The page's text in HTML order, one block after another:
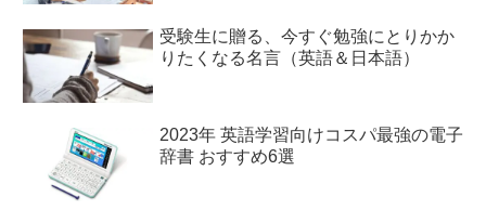
受験生に贈る、今すぐ勉強にとりかか
りたくなる名言（英語＆日本語）
2023年 英語学習向けコスパ最強の電子
辞書 おすすめ6選